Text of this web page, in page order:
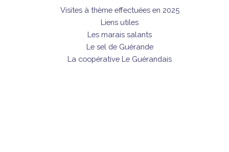
Visites à thème effectuées en 2025
Liens utiles
Les marais salants
Le sel de Guérande
La coopérative Le Guérandais